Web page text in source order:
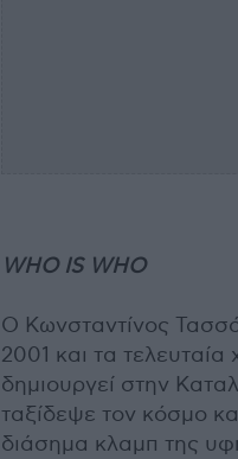
WHO IS WHO
Ο Κωνσταντίνος
2001 και τα τελευταία
δημιουργεί στην
ταξίδεψε τον κόσμο
διάσημα κλαμπ της